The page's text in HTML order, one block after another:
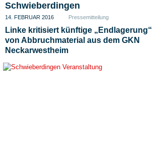
Schwieberdingen
14. FEBRUAR 2016 Pressemitteilung
Linke kritisiert künftige „Endlagerung“
von Abbruchmaterial aus dem GKN
Neckarwestheim